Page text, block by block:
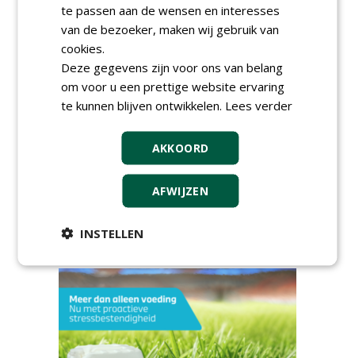
AGENDA
HAS start nieuwe opleiding
Hoofdgreenkeeper
Save the Date: Green Gala op
woensdag 2 december
woensdag 2 december 2026
European Greenkeeping
dinsdag 2 februari 2027
te passen aan de wensen en interesses
van de bezoeker, maken wij gebruik van
cookies.
Deze gegevens zijn voor ons van belang
om voor u een prettige website ervaring
te kunnen blijven ontwikkelen. Lees verder
AKKOORD
AFWIJZEN
INSTELLEN